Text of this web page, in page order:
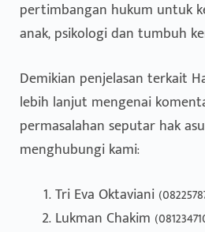
pertimbangan hukum untuk
anak, psikologi dan tumbuh
Demikian penjelasan terkait
lebih lanjut mengenai
permasalahan seputar hak
menghubungi kami:
Tri Eva Oktaviani
Lukman Chakim